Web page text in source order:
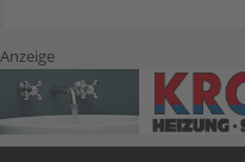
Anzeige